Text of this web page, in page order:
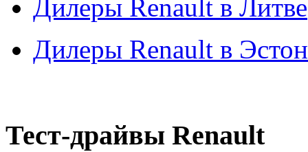
Дилеры Renault в Литве
Дилеры Renault в
Тест-драйвы Renault